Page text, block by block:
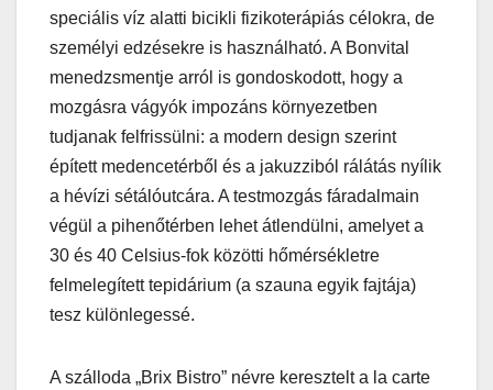
speciális víz alatti bicikli fizikoterápiás célokra, de
személyi edzésekre is használható. A Bonvital
menedzsmentje arról is gondoskodott, hogy a
mozgásra vágyók impozáns környezetben
tudjanak felfrissülni: a modern design szerint
épített medencetérből és a jakuzziból rálátás nyílik
a hévízi sétálóutcára. A testmozgás fáradalmain
végül a pihenőtérben lehet átlendülni, amelyet a
30 és 40 Celsius-fok közötti hőmérsékletre
felmelegített tepidárium (a szauna egyik fajtája)
tesz különlegessé.
A szálloda „Brix Bistro” névre keresztelt a la carte